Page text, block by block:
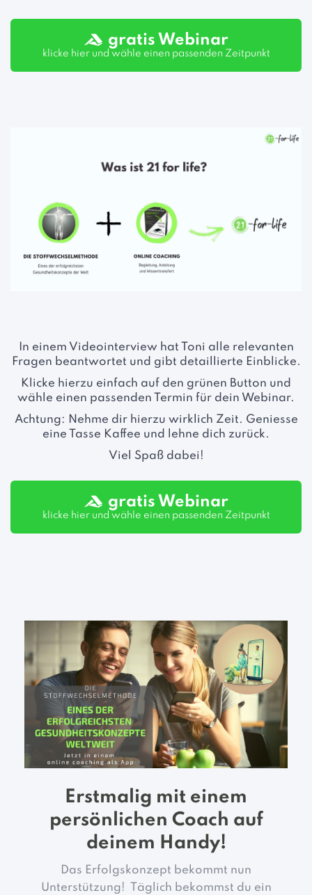
gratis Webinar
klicke hier und wähle einen passenden Zeitpunkt
In einem Videointerview hat Toni alle relevanten
Fragen beantwortet und gibt detaillierte Einblicke.
Klicke hierzu einfach auf den grünen Button und
wähle einen passenden Termin für dein Webinar.
Achtung: Nehme dir hierzu wirklich Zeit. Geniesse
eine Tasse Kaffee und lehne dich zurück.
Viel Spaß dabei!
gratis Webinar
klicke hier und wähle einen passenden Zeitpunkt
Erstmalig mit einem
persönlichen Coach auf
deinem Handy!
Das Erfolgskonzept bekommt nun
Unterstützung! Täglich bekommst du ein